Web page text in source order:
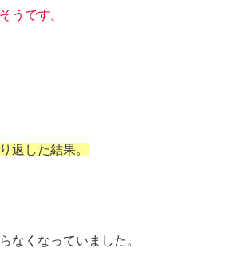
うです。
返した結果。
なくなっていました。